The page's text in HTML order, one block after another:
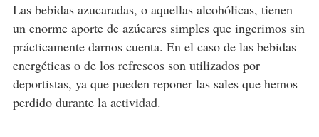
Las bebidas azucaradas, o aquellas alcohólicas, tienen
un enorme aporte de azúcares simples que ingerimos sin
prácticamente darnos cuenta. En el caso de las bebidas
energéticas o de los refrescos son utilizados por
deportistas, ya que pueden reponer las sales que hemos
perdido durante la actividad.